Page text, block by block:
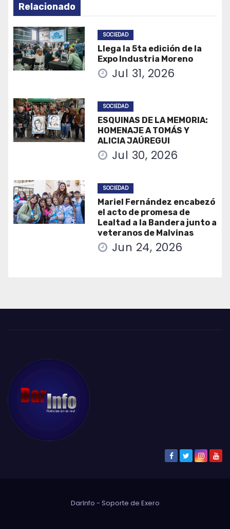
Relacionado
SOCIEDAD
Llega la 5ta edición de la
Expo Industria Moreno
Jul 31, 2026
SOCIEDAD
ESQUINAS DE LA MEMORIA:
HOMENAJE A TOMÁS Y
ALICIA JAÚREGUI
Jul 30, 2026
SOCIEDAD
Mariel Fernández encabezó
el acto de promesa de
Lealtad a la Bandera junto a
veteranos de Malvinas
Jun 24, 2026
DarInfo - Soporte de Exero